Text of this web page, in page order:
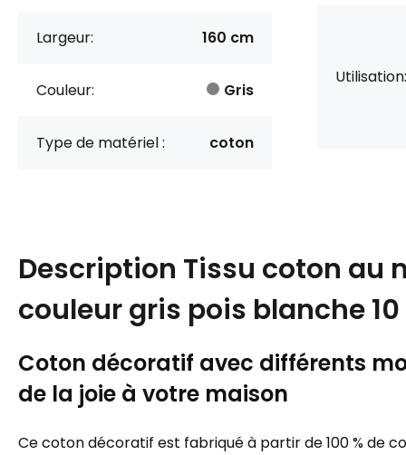
Largeur: 160 cm
Couleur: Gris
Type de matériel : coton
Utilisation:
Description Tissu coton au
couleur gris pois blanche
Coton décoratif avec différents
de la joie à votre maison
Ce coton décoratif est fabriqué à partir de 100 % de